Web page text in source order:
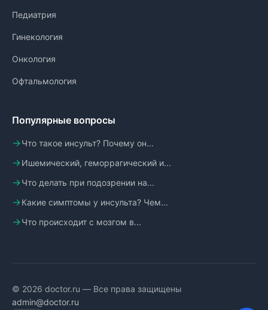
Педиатрия
Гинекология
Онкология
Офтальмология
Популярные вопросы
Что такое инсульт? Почему он...
Ишемический, геморрагический и...
Что делать при подозрении на...
Какие симптомы у инсульта? Чем...
Что происходит с мозгом в...
© 2026 doctor.ru — Все права защищены
admin@doctor.ru